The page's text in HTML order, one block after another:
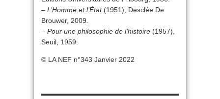
– L’Homme et l’État(1951), Desclée De
Brouwer, 2009.
– Pour une philosophie de l’histoire (1957),
Seuil, 1959.
© LA NEF n°343 Janvier 2022